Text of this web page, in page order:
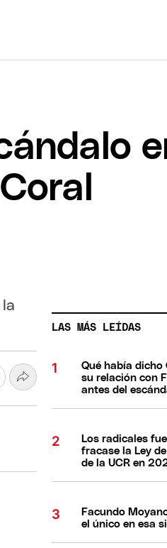
LAS MÁS LEÍDAS
Qué había dicho
su relación con
antes del
Los radicales
fracase la Ley
de la UCR en
Facundo
el único en esa